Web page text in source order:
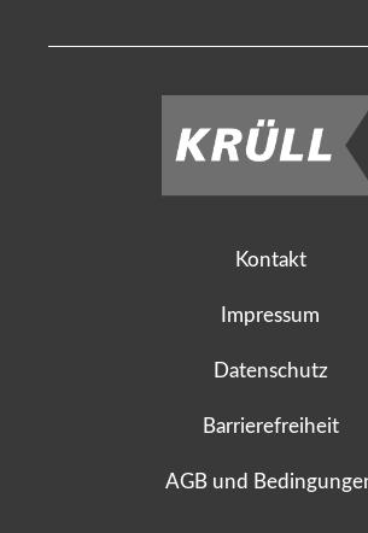
Kontakt
Impressum
Datenschutz
Barrierefreiheit
AGB und